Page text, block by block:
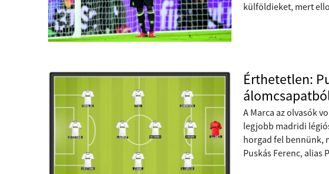
külföldieket, mert
Érthetetlen:
A Marca az olvasók
legjobb madridi
horgad fel bennünk,
Puskás Ferenc, alias